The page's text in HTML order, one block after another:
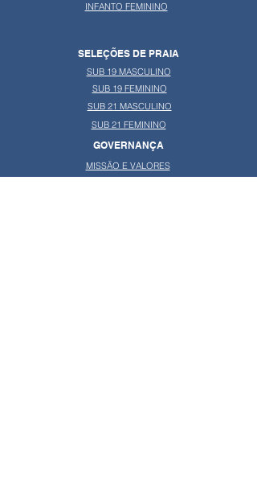
INFANTO FEMININO
SELEÇÕES DE PRAIA
SUB 19 MASCULINO
SUB 19 FEMININO
SUB 21 MASCULINO
SUB 21 FEMININO
GOVERNANÇA
MISSÃO E VALORES